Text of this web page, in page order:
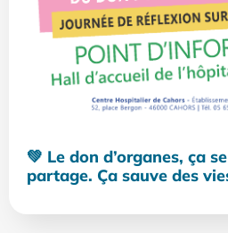
💚 Le don d’organes, ça
partage. Ça sauve des